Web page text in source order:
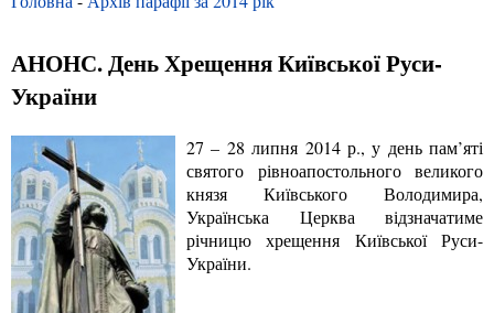
АНОНС. День Хрещення Київської Руси-
України
27 – 28 липня 2014 р., у день пам’яті
святого рівноапостольного великого
князя Київського Володимира,
Українська Церква відзначатиме
річницю хрещення Київської Руси-
України.